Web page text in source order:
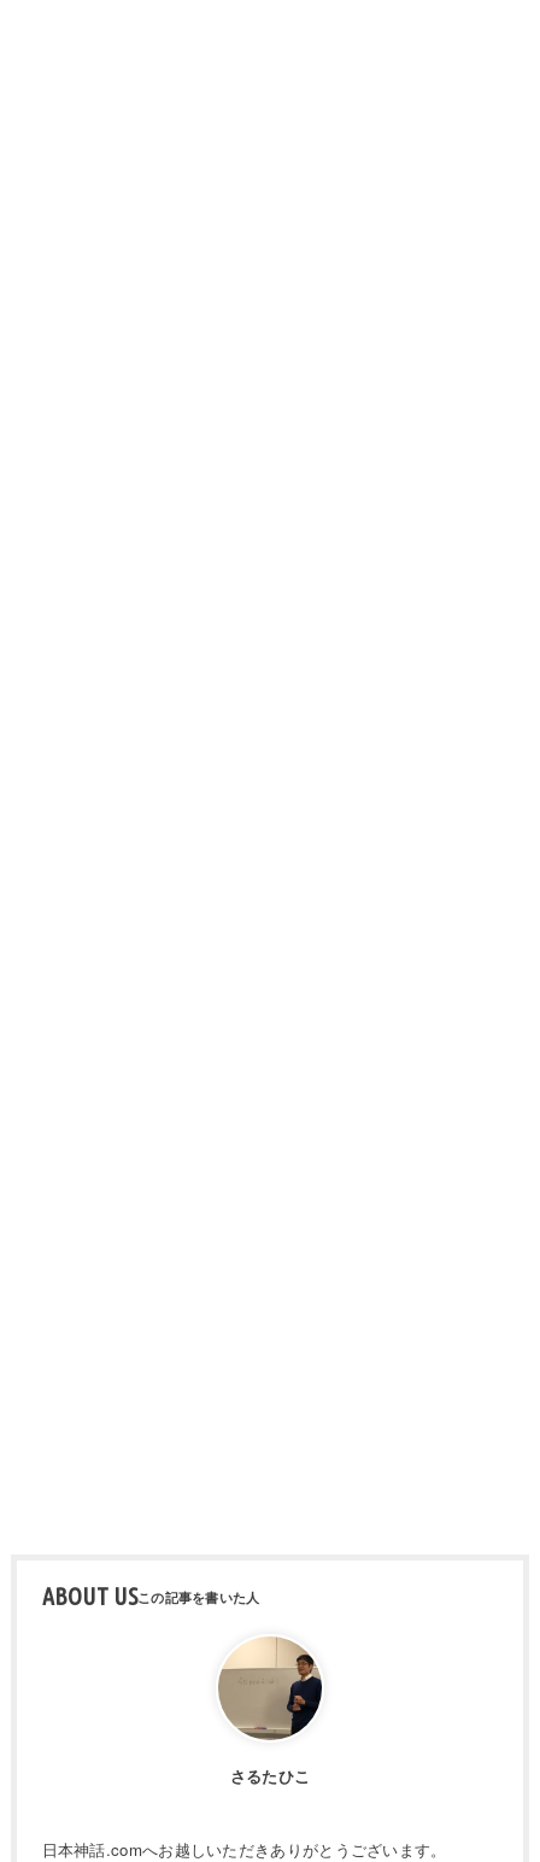
ABOUT US
さるたひこ
日本神話.comへお越しいただきありがとうございます。